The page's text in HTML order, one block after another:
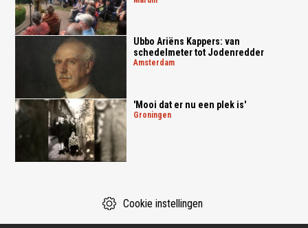
Ubbo Ariëns Kappers: van
schedelmeter tot Jodenredder
amsterdam
'Mooi dat er nu een plek is'
groningen
Cookie instellingen